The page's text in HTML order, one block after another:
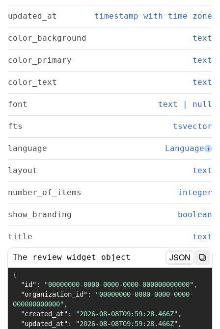
updated_at timestamp with time zone
color_background text
color_primary text
color_text text
font text | null
fts tsvector
language Language i
layout text
number_of_items integer
show_branding boolean
title text
The review widget object JSON
{
"id" : "00000000-0000-0000-0000-000000000000" ,
"organization_id" :
"00000000-0000-0000-0000-
000000000000" ,
"created_at" : "2026-08-08T09:59:28.466Z" ,
"updated_at" : "2026-08-08T09:59:28.466Z" ,